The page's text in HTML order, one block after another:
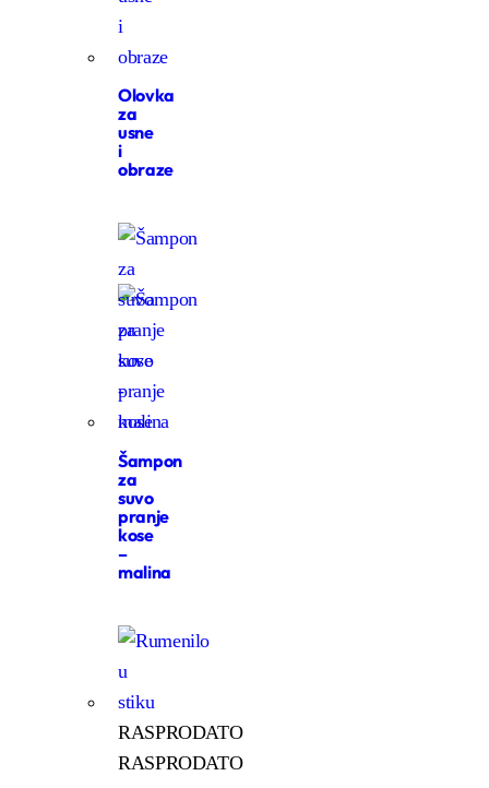
Olovka
za
usne
i
obraze
Šampon
za
suvo
pranje
kose
–
malina
RASPRODATO
RASPRODATO